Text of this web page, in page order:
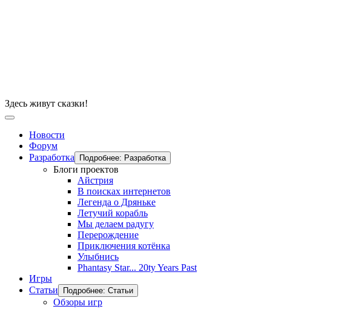
Здесь живут сказки!
Новости
Форум
Разработка
Подробнее: Разработка
Блоги проектов
Айстрия
В поисках интернетов
Легенда о Дряньке
Летучий корабль
Мы делаем радугу
Перерождение
Приключения котёнка
Улыбнись
Phantasy Star... 20ty Years Past
Игры
Статьи
Подробнее: Статьи
Обзоры игр